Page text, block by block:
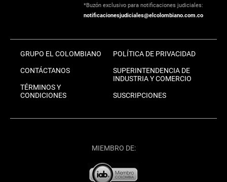
*Buzón exclusivo para notificaciones judiciales:
notificacionesjudiciales@elcolombiano.com.co
GRUPO EL COLOMBIANO
CONTÁCTANOS
TÉRMINOS Y
CONDICIONES
POLÍTICA DE PRIVACIDAD
SUPERINTENDENCIA DE
INDUSTRIA Y COMERCIO
SUSCRIPCIONES
MIEMBRO DE: